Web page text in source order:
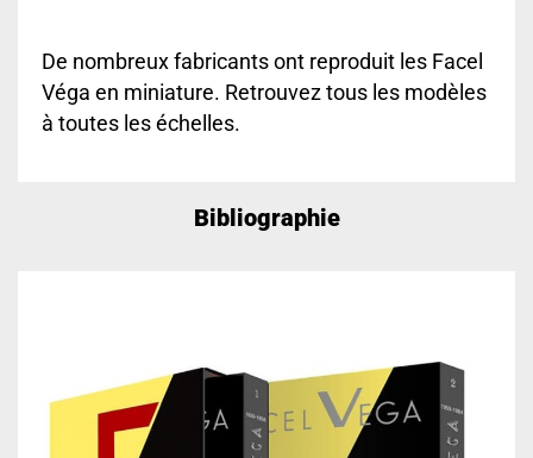
De nombreux fabricants ont reproduit les Facel
Véga en miniature. Retrouvez tous les modèles
à toutes les échelles.
Bibliographie